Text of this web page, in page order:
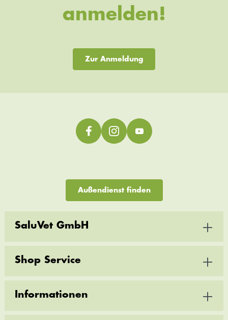
anmelden!
Zur Anmeldung
Außendienst finden
SaluVet GmbH
Shop Service
Informationen